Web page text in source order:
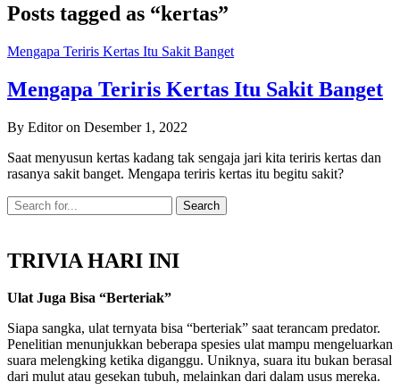
Posts tagged as “kertas”
Mengapa Teriris Kertas Itu Sakit Banget
Mengapa Teriris Kertas Itu Sakit Banget
By Editor on Desember 1, 2022
Saat menyusun kertas kadang tak sengaja jari kita teriris kertas dan
rasanya sakit banget. Mengapa teriris kertas itu begitu sakit?
TRIVIA HARI INI
Ulat Juga Bisa “Berteriak”
Siapa sangka, ulat ternyata bisa “berteriak” saat terancam predator.
Penelitian menunjukkan beberapa spesies ulat mampu mengeluarkan
suara melengking ketika diganggu. Uniknya, suara itu bukan berasal
dari mulut atau gesekan tubuh, melainkan dari dalam usus mereka.